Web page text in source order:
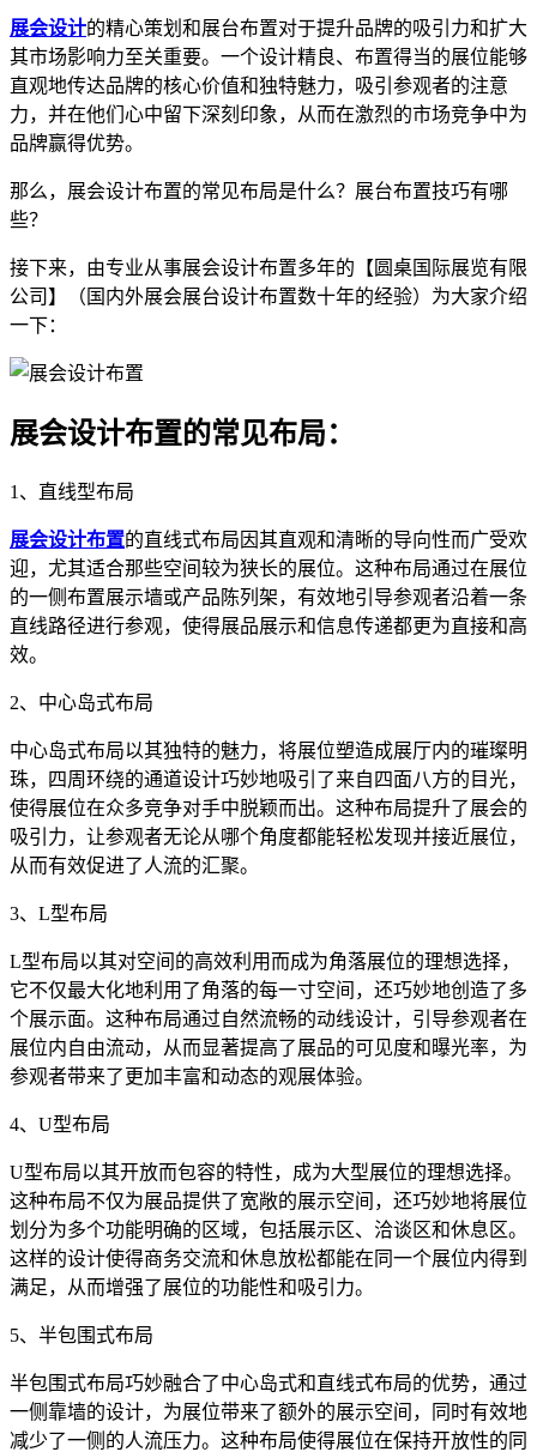
展会设计的精心策划和展台布置对于提升品牌的吸引力和扩大
其市场影响力至关重要。一个设计精良、布置得当的展位能够
直观地传达品牌的核心价值和独特魅力，吸引参观者的注意
力，并在他们心中留下深刻印象，从而在激烈的市场竞争中为
品牌赢得优势。
那么，展会设计布置的常见布局是什么？展台布置技巧有哪
些？
接下来，由专业从事展会设计布置多年的【圆桌国际展览有限
公司】（国内外展会展台设计布置数十年的经验）为大家介绍
一下：
展会设计布置的常见布局：
1、直线型布局
展会设计布置的直线式布局因其直观和清晰的导向性而广受欢
迎，尤其适合那些空间较为狭长的展位。这种布局通过在展位
的一侧布置展示墙或产品陈列架，有效地引导参观者沿着一条
直线路径进行参观，使得展品展示和信息传递都更为直接和高
效。
2、中心岛式布局
中心岛式布局以其独特的魅力，将展位塑造成展厅内的璀璨明
珠，四周环绕的通道设计巧妙地吸引了来自四面八方的目光，
使得展位在众多竞争对手中脱颖而出。这种布局提升了展会的
吸引力，让参观者无论从哪个角度都能轻松发现并接近展位，
从而有效促进了人流的汇聚。
3、L型布局
L型布局以其对空间的高效利用而成为角落展位的理想选择，
它不仅最大化地利用了角落的每一寸空间，还巧妙地创造了多
个展示面。这种布局通过自然流畅的动线设计，引导参观者在
展位内自由流动，从而显著提高了展品的可见度和曝光率，为
参观者带来了更加丰富和动态的观展体验。
4、U型布局
U型布局以其开放而包容的特性，成为大型展位的理想选择。
这种布局不仅为展品提供了宽敞的展示空间，还巧妙地将展位
划分为多个功能明确的区域，包括展示区、洽谈区和休息区。
这样的设计使得商务交流和休息放松都能在同一个展位内得到
满足，从而增强了展位的功能性和吸引力。
5、半包围式布局
半包围式布局巧妙融合了中心岛式和直线式布局的优势，通过
一侧靠墙的设计，为展位带来了额外的展示空间，同时有效地
减少了一侧的人流压力。这种布局使得展位在保持开放性的同